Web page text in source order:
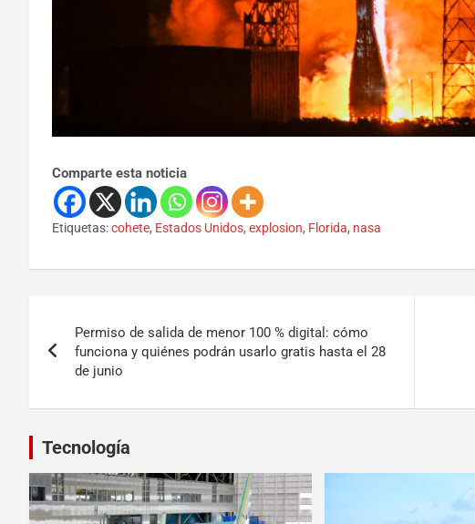
Comparte esta noticia
Etiquetas:cohete, Estados Unidos, explosion, Florida, nasa
Permiso de salida de menor 100 % digital: cómo
funciona y quiénes podrán usarlo gratis hasta el 28
de junio
Tecnología